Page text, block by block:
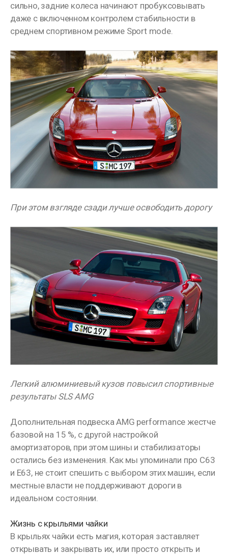
сильно, задние колеса начинают пробуксовывать
даже с включенном контролем стабильности в
среднем спортивном режиме Sport mode.
При этом взгляде сзади лучше освободить дорогу
Легкий алюминиевый кузов повысил спортивные
результаты SLS AMG
Дополнительная подвеска AMG performance жестче
базовой на 15 %, с другой настройкой
амортизаторов, при этом шины и стабилизаторы
остались без изменения. Как мы упоминали про C63
и E63, не стоит спешить с выбором этих машин, если
местные власти не поддерживают дороги в
идеальном состоянии.
Жизнь с крыльями чайки
В крыльях чайки есть магия, которая заставляет
открывать и закрывать их, или просто открыть и